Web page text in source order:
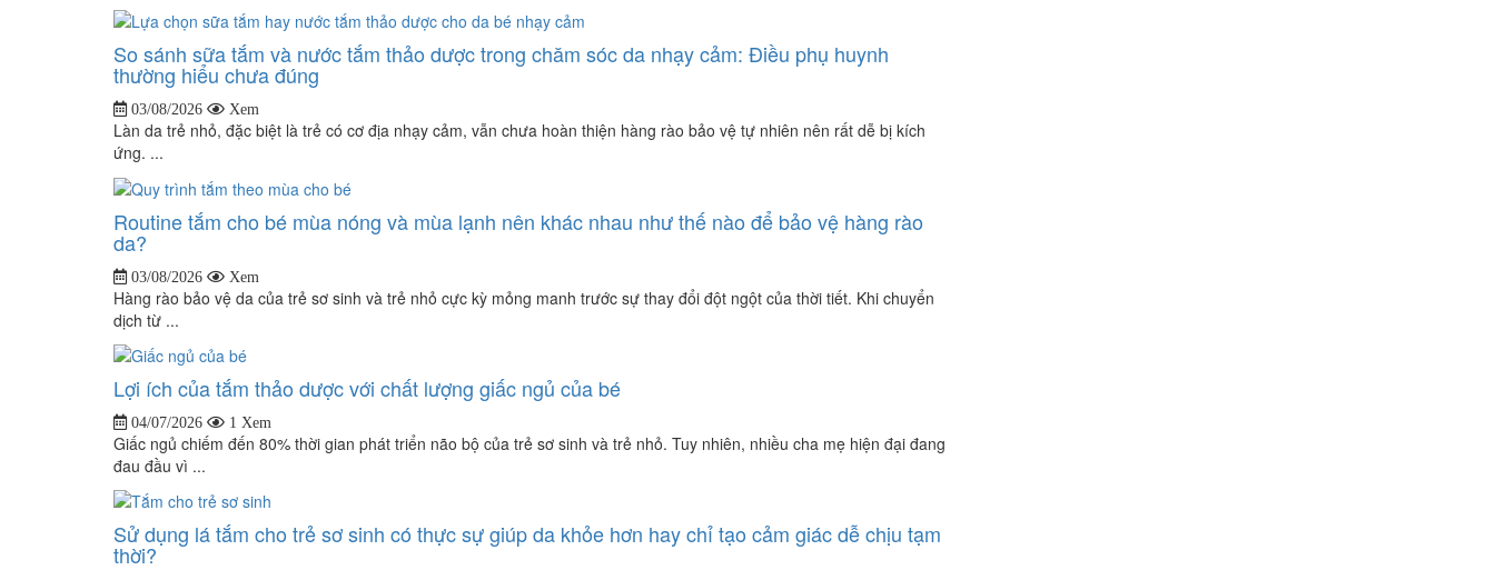
So sánh sữa tắm và nước tắm thảo dược trong chăm sóc da nhạy cảm: Điều phụ huynh
thường hiểu chưa đúng
03/08/2026 Xem
Làn da trẻ nhỏ, đặc biệt là trẻ có cơ địa nhạy cảm, vẫn chưa hoàn thiện hàng rào bảo vệ tự nhiên nên rất dễ bị kích
ứng. ...
Routine tắm cho bé mùa nóng và mùa lạnh nên khác nhau như thế nào để bảo vệ hàng rào
da?
03/08/2026 Xem
Hàng rào bảo vệ da của trẻ sơ sinh và trẻ nhỏ cực kỳ mỏng manh trước sự thay đổi đột ngột của thời tiết. Khi chuyển
dịch từ ...
Lợi ích của tắm thảo dược với chất lượng giấc ngủ của bé
04/07/2026 1 Xem
Giấc ngủ chiếm đến 80% thời gian phát triển não bộ của trẻ sơ sinh và trẻ nhỏ. Tuy nhiên, nhiều cha mẹ hiện đại đang
đau đầu vì ...
Sử dụng lá tắm cho trẻ sơ sinh có thực sự giúp da khỏe hơn hay chỉ tạo cảm giác dễ chịu tạm
thời?